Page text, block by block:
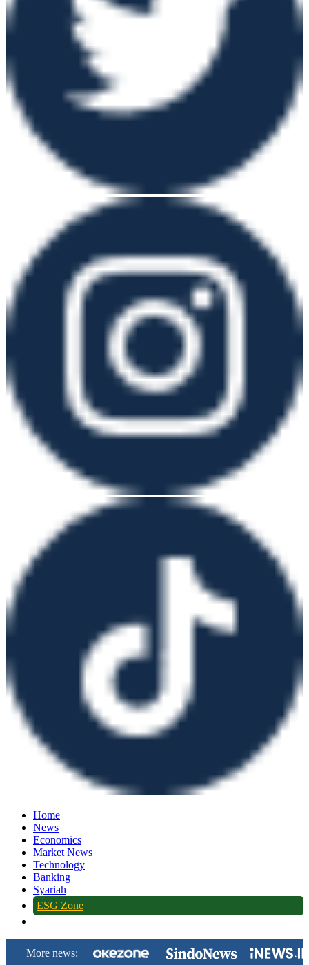
Home
News
Economics
Market News
Technology
Banking
Syariah
ESG Zone
More news: